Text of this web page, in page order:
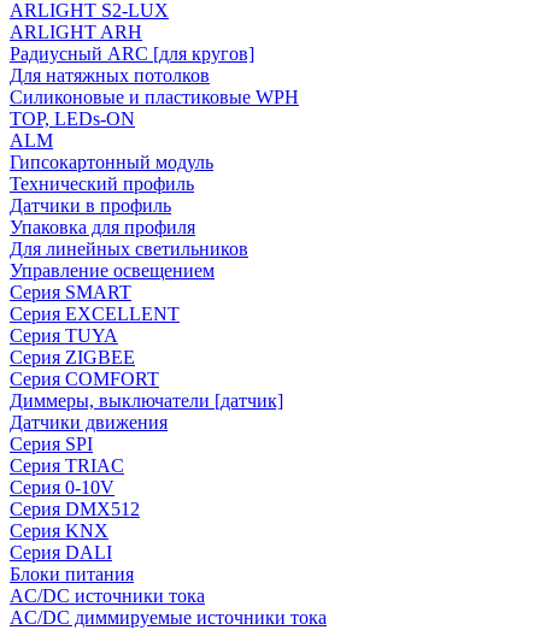
ARLIGHT S2-LUX
ARLIGHT ARH
Радиусный ARC [для кругов]
Для натяжных потолков
Силиконовые и пластиковые WPH
TOP, LEDs-ON
ALM
Гипсокартонный модуль
Технический профиль
Датчики в профиль
Упаковка для профиля
Для линейных светильников
Управление освещением
Серия SMART
Серия EXCELLENT
Серия TUYA
Серия ZIGBEE
Серия COMFORT
Диммеры, выключатели [датчик]
Датчики движения
Серия SPI
Серия TRIAC
Серия 0-10V
Серия DMX512
Серия KNX
Серия DALI
Блоки питания
AC/DC источники тока
AC/DC диммируемые источники тока